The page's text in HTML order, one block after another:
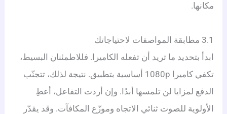
مكانها.
3.1 مطابقة المواصفات لاحتياجاتك
ابدأ بتحديد ما تريد أن تفعله الكاميرا. فللاطمئنان البسيط،
تكفي كاميرا 1080p أساسية بتطبيق. نتيجة لذلك، تتجنّب
الدفع لمزايا لن تلمسها أبدًا. وإن أردت التفاعل، أعطِ
الأولوية للصوت ثنائي الاتجاه وموزّع المكافآت. وقد يقدّر